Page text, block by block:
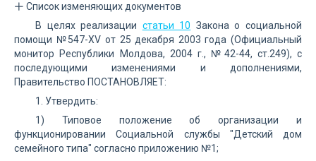
Список изменяющих документов
В целях реализации статьи 10 Закона о социальной
помощи №547-XV от 25 декабря 2003 года (Официальный
монитор Республики Молдова, 2004 г., №42-44, ст.249), с
последующими изменениями и дополнениями,
Правительство ПОСТАНОВЛЯЕТ:
1. Утвердить:
1) Типовое положение об организации и
функционировании Социальной службы "Детский дом
семейного типа" согласно приложению №1;